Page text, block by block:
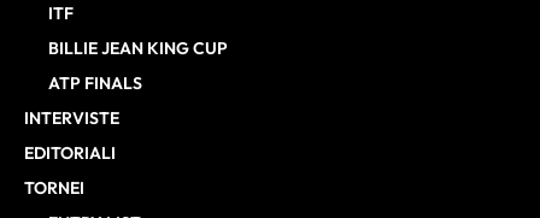
ITF
BILLIE JEAN KING CUP
ATP FINALS
INTERVISTE
EDITORIALI
TORNEI